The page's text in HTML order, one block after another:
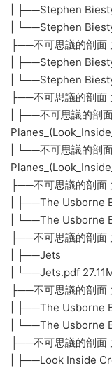
| ├──Stephen
| └──Stephen
├──不可思議的剖面
| ├──Stephen
| └──Stephen
├──不可思議的剖面
| ├──不可思議的剖
| └──不可思議的剖
├──不可思議的剖面
| ├──The Usborne
| └──The Usborne
├──不可思議的剖面
| ├──Jets
| └──Jets.pdf
├──不可思議的剖面
| ├──The Usborne
| └──The Usborne
├──不可思議的剖面
| ├──Look Inside